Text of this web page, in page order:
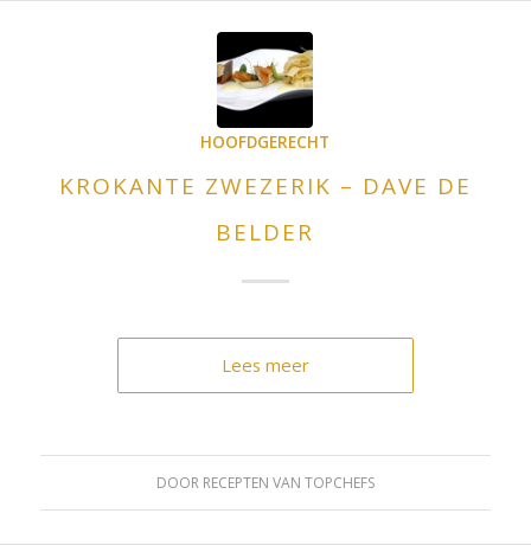
HOOFDGERECHT
KROKANTE ZWEZERIK – DAVE DE
BELDER
Lees meer
DOOR RECEPTEN VAN TOPCHEFS